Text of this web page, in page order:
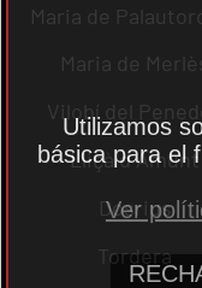
Maria de
Maria de
Vilobí del
Lliçà d´Amunt
Dosrius
Tordera
Utilizamos
básica para el
Ver